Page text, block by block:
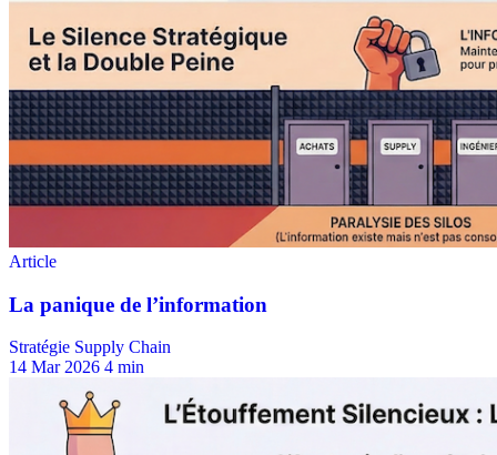
Stratégie Supply Chain
14 Mar 2026 4 min